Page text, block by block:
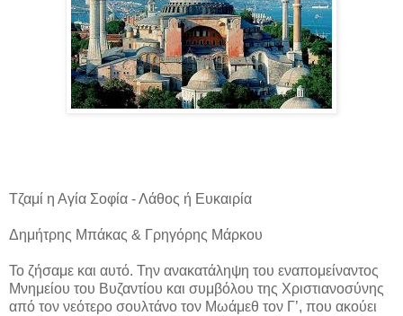
Τζαμί η Αγία Σοφία - Λάθος ή Ευκαιρία
Δημήτρης Μπάκας & Γρηγόρης Μάρκου
Το ζήσαμε και αυτό. Την ανακατάληψη του εναπομείναντος
Μνημείου του Βυζαντίου και συμβόλου της Χριστιανοσύνης
από τον νεότερο σουλτάνο τον Μωάμεθ τον Γ’, που ακούει